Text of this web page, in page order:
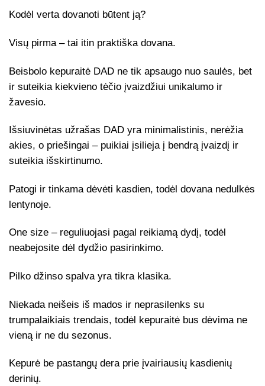
Kodėl verta dovanoti būtent ją?
Visų pirma– tai itin praktiška dovana.
Beisbolo kepuraitė DAD ne tik apsaugo nuo saulės, bet
ir suteikia kiekvieno tėčio įvaizdžiui unikalumo ir
žavesio.
Išsiuvinėtas užrašas DAD yra minimalistinis, nerėžia
akies, o priešingai – puikiai įsilieja į bendrą įvaizdį ir
suteikia išskirtinumo.
Patogi ir tinkama dėvėti kasdien, todėl dovana nedulkės
lentynoje.
One size – reguliuojasi pagal reikiamą dydį, todėl
neabejosite dėl dydžio pasirinkimo.
Pilko džinso spalvayra tikra klasika.
Niekada neišeis iš mados ir neprasilenks su
trumpalaikiais trendais, todėl kepuraitė bus dėvima ne
vieną ir ne du sezonus.
Kepurė be pastangų dera prie įvairiausių kasdienių
derinių.